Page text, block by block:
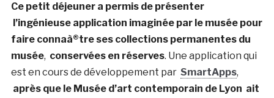
Ce petit déjeuner a permis de présenter
l’ingénieuse application imaginée par le musée pour
faire connaà®tre ses collections permanentes du
musée, conservées en réserves. Une application qui
est en cours de développement par SmartApps,
après que le Musée d’art contemporain de Lyon ait